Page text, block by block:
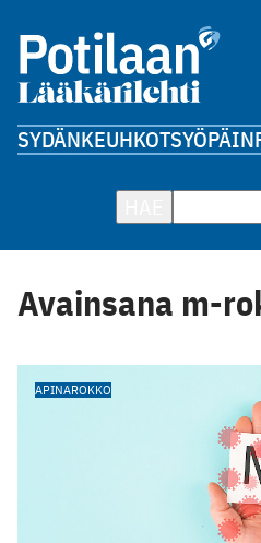
SYDÄNKEUHKOTSYÖPÄ
Avainsana m-
APINAROKKO